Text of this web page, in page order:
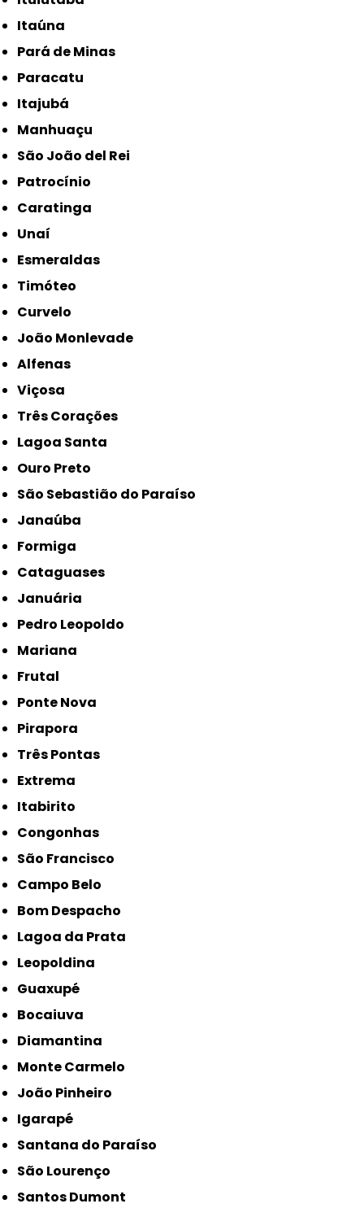
Itaúna
Pará de Minas
Paracatu
Itajubá
Manhuaçu
São João del Rei
Patrocínio
Caratinga
Unaí
Esmeraldas
Timóteo
Curvelo
João Monlevade
Alfenas
Viçosa
Três Corações
Lagoa Santa
Ouro Preto
São Sebastião do Paraíso
Janaúba
Formiga
Cataguases
Januária
Pedro Leopoldo
Mariana
Frutal
Ponte Nova
Pirapora
Três Pontas
Extrema
Itabirito
Congonhas
São Francisco
Campo Belo
Bom Despacho
Lagoa da Prata
Leopoldina
Guaxupé
Bocaiuva
Diamantina
Monte Carmelo
João Pinheiro
Igarapé
Santana do Paraíso
São Lourenço
Santos Dumont